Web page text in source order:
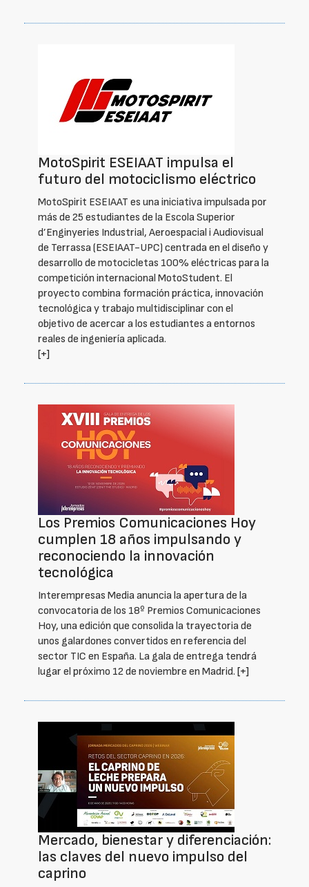
MotoSpirit ESEIAAT impulsa el
futuro del motociclismo eléctrico
MotoSpirit ESEIAAT es una iniciativa impulsada por
más de 25 estudiantes de la Escola Superior
d’Enginyeries Industrial, Aeroespacial i Audiovisual
de Terrassa (ESEIAAT-UPC) centrada en el diseño y
desarrollo de motocicletas 100% eléctricas para la
competición internacional MotoStudent. El
proyecto combina formación práctica, innovación
tecnológica y trabajo multidisciplinar con el
objetivo de acercar a los estudiantes a entornos
reales de ingeniería aplicada.
[+]
Los Premios Comunicaciones Hoy
cumplen 18 años impulsando y
reconociendo la innovación
tecnológica
Interempresas Media anuncia la apertura de la
convocatoria de los 18º Premios Comunicaciones
Hoy, una edición que consolida la trayectoria de
unos galardones convertidos en referencia del
sector TIC en España. La gala de entrega tendrá
lugar el próximo 12 de noviembre en Madrid. [+]
Mercado, bienestar y diferenciación:
las claves del nuevo impulso del
caprino